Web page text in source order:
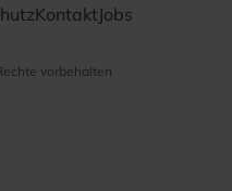
Kontakt Jobs
vorbehalten
Datenschutz­